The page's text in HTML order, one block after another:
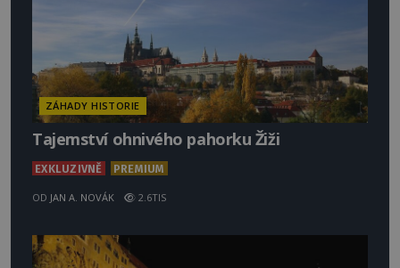
ZÁHADY HISTORIE
Tajemství ohnivého pahorku Žiži
EXKLUZIVNĚ PREMIUM
OD JAN A. NOVÁK 2.6TIS